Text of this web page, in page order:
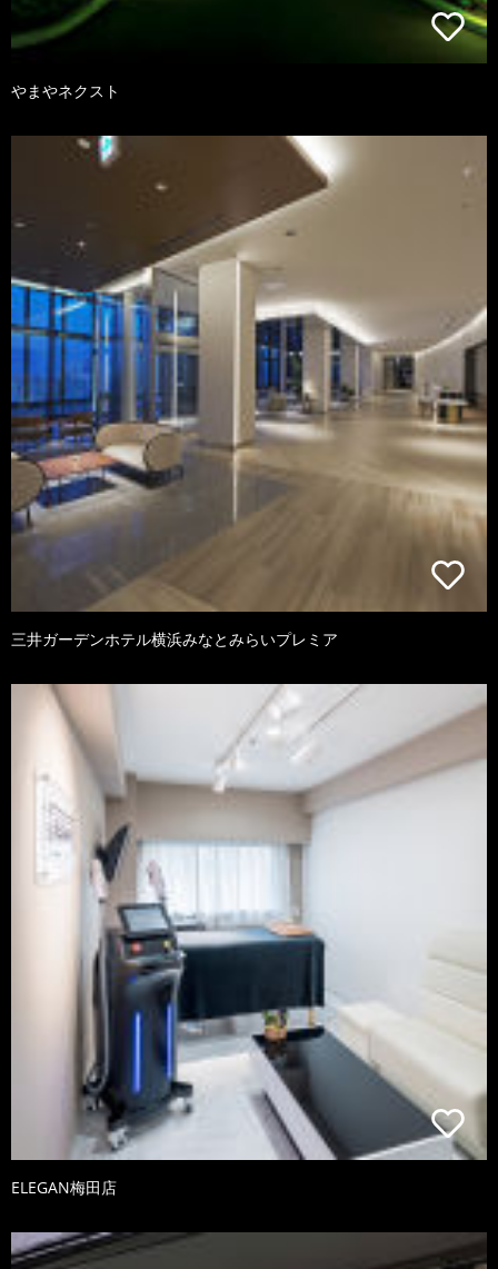
やまやネクスト
三井ガーデンホテル横浜みなとみらいプレミア
ELEGAN梅田店